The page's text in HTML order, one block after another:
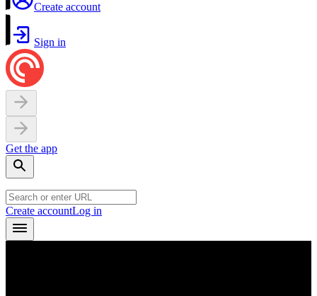
Create account
Sign in
Get the app
Create accountLog in